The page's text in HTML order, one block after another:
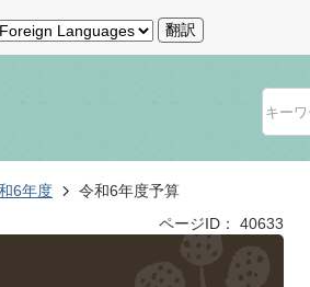
翻訳
6年度
令和6年度予算
ページID：
40633